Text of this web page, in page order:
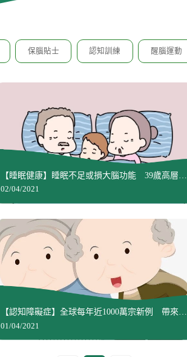
保腦貼士 認知訓練 醒腦運動
【睡眠健康】睡眠不足或損大腦功能 39歲高層長
期捱夜現認知障礙症狀
02/04/2021
【認知障礙症】全球每年近1000萬宗新例 帶來沉
重經濟負擔
01/04/2021